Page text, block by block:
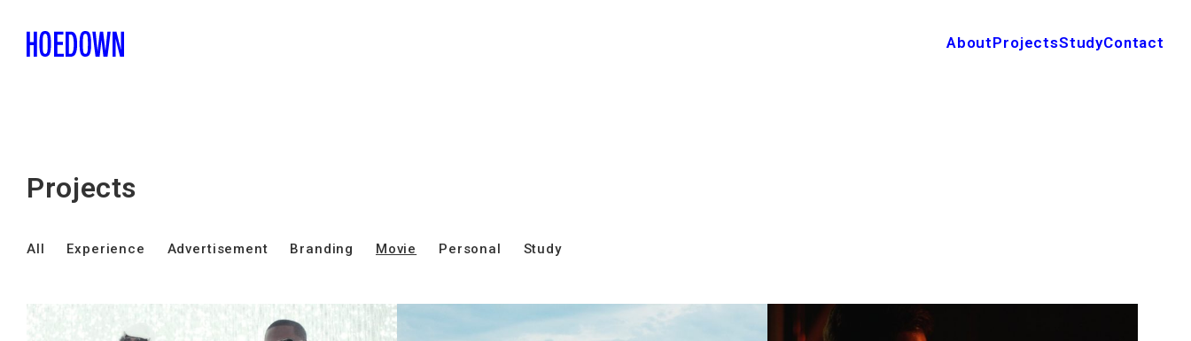
AboutProjectsStudyContact
Projects
All Experience Advertisement Branding Movie Personal Study